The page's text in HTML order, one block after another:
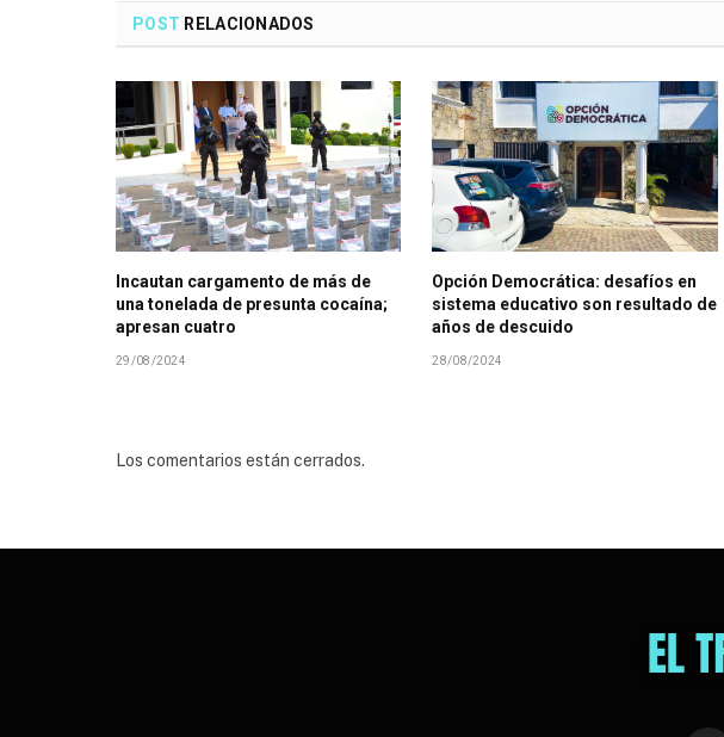
POST RELACIONADOS
Incautan cargamento de más de
una tonelada de presunta cocaína;
apresan cuatro
29/08/2024
Opción Democrática: desafíos en
sistema educativo son resultado de
años de descuido
28/08/2024
Los comentarios están cerrados.